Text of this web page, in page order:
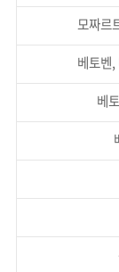
모짜르
베토벤
베